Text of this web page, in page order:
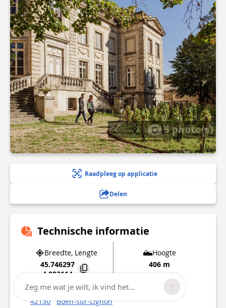
5 photo(s)
Raadpleeg op applicatie
Delen
Technische informatie
Breedte, Lengte
45.746297
4.003114
Hoogte
406 m
Place de la République
42130
Boën-sur-Lignon
Zeg me wat je wilt, ik vind het...